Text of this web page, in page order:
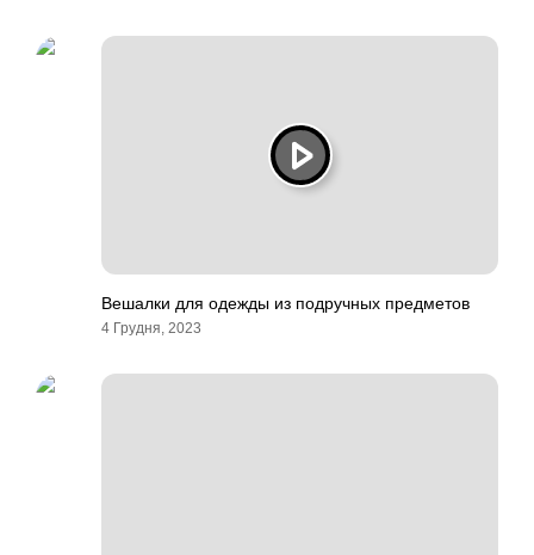
Вешалки для одежды из подручных предметов
4 Грудня, 2023